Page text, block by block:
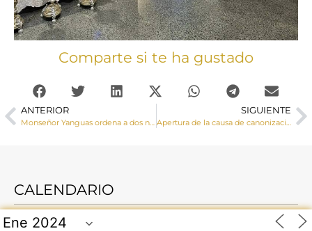
Comparte si te ha gustado
ANTERIOR
Monseñor Yanguas ordena a dos nuevos diáconos, César y Felipe
SIGUIENTE
Apertura de la causa de canonización del Siervo de Dios Bonifacio Bonillo Fernández natural de Cañaveruelas
CALENDARIO